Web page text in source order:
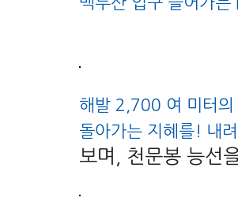
해발 2,700 여 미터의
돌아가는 지혜를! 내
보며, 천문봉 능선